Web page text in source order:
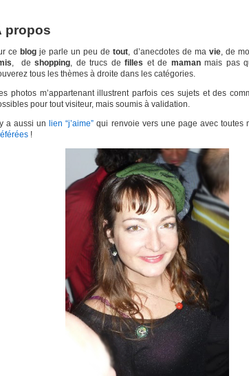
propos
ce blog je parle un peu detout, d’anecdotes de ma vie, de
, deshopping, de trucs defilles et de mamanmais pas
tous les thèmes à droite dans les catégories.
photos m’appartenant illustrent parfois ces sujets et des
pour tout visiteur, mais soumis à validation.
y a aussi un lien “j’aime” qui renvoie vers une page avec toutes
!